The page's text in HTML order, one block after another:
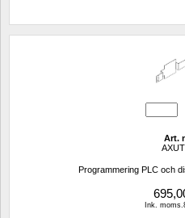
Art.
Programmering PLC och
Ink.